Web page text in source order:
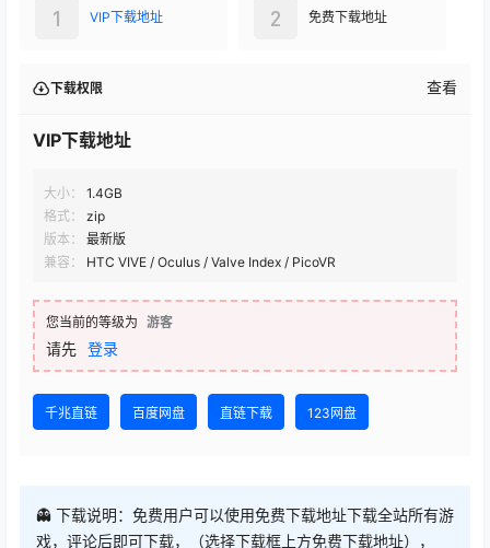
VIP下载地址
1 免费下载地址
2
下载权限 查看
VIP下载地址
大小：
1.4GB
格式：
zip
版本：
最新版
兼容：
HTC VIVE / Oculus / Valve Index / PicoVR
您当前的等级为 游客
请先 登录
千兆直链 百度网盘 直链下载 123网盘
👻 下载说明：免费用户可以使用免费下载地址下载全站所有游
戏，评论后即可下载，（选择下载框上方免费下载地址），